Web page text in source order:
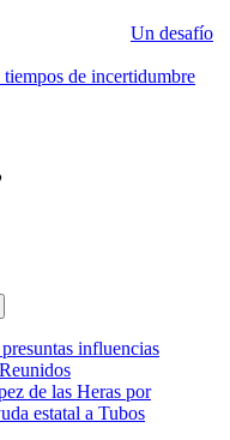
Un desafío
de incertidumbre
influencias
de las Heras por
estatal a Tubos